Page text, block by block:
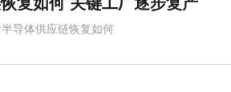
导体供应链恢复如何